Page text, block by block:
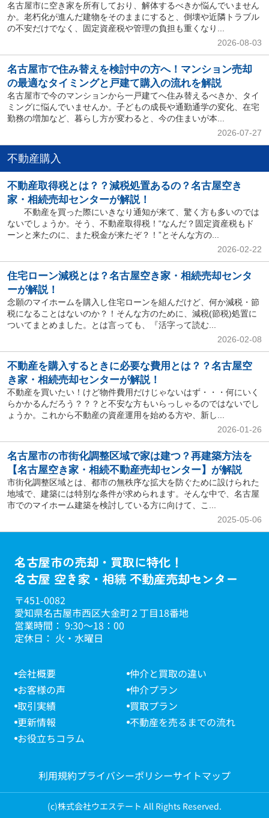
名古屋市に空き家を所有しており、解体するべきか悩んでいません
か。老朽化が進んだ建物をそのままにすると、倒壊や近隣トラブル
の不安だけでなく、固定資産税や管理の負担も重くなり...
2026-08-03
名古屋市で住み替えを検討中の方へ！マンション売却
の最適なタイミングと戸建て購入の流れを解説
名古屋市で今のマンションから一戸建てへ住み替えるべきか、タイ
ミングに悩んでいませんか。子どもの成長や通勤通学の変化、在宅
勤務の増加など、暮らし方が変わると、今の住まいが本...
2026-07-27
不動産購入
不動産取得税とは？？減税処置あるの？名古屋空き
家・相続売却センターが解説！
不動産を買った際にいきなり通知が来て、驚く方も多いのでは
ないでしょうか。そう、不動産取得税！“なんだ？固定資産税もド
ーンと来たのに、また税金が来たぞ？！”とそんな方の...
2026-02-22
住宅ローン減税とは？名古屋空き家・相続売却センタ
ーが解説！
念願のマイホームを購入し住宅ローンを組んだけど、何か減税・節
税になることはないのか？！そんな方のために、減税(節税)処置に
ついてまとめました。とは言っても、『活字って読む...
2026-02-08
不動産を購入するときに必要な費用とは？？名古屋空
き家・相続売却センターが解説！
不動産を買いたい！けど物件費用だけじゃないはず・・・何にいく
らかかるんだろう？？？と不安な方もいらっしゃるのではないでし
ょうか。これから不動産の資産運用を始める方や、新し...
2026-01-26
名古屋市の市街化調整区域で家は建つ？再建築方法を
【名古屋空き家・相続不動産売却センター】が解説
市街化調整区域とは、都市の無秩序な拡大を防ぐために設けられた
地域で、建築には特別な条件が求められます。そんな中で、名古屋
市でのマイホーム建築を検討している方に向けて、こ...
2025-05-06
名古屋市の売却・買取に特化！
名古屋 空き家・相続 不動産売却センター
〒451-0082
愛知県名古屋市西区大金町２丁目18番地
営業時間： 9:30～18：00
定休日： 火・水曜日
会社概要
仲介と買取の違い
お客様の声
仲介プラン
取引実績
買取プラン
更新情報
不動産を売るまでの流れ
お役立ちコラム
利用規約プライバシーポリシーサイトマップ
(c)株式会社ウエステート All Rights Reserved.